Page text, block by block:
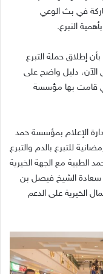
في بث الوعي
التبرع.
إطلاق حملة التبرع
حتى الآن، دليل واضح على
قامت بها مؤسسة
الإعلام بمؤسسة حمد
للتبرع بالدم والتبرع
الطبية مع الجهة الخيرية
سعادة الشيخ فيصل بن
الخيرية على الدعم